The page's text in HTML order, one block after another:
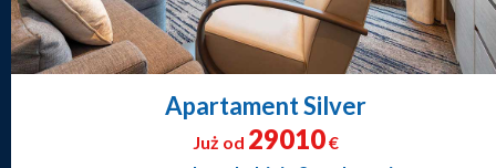
Apartament Silver
Już od 29010€